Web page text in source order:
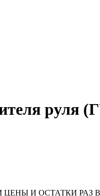
руля
И ОСТАТКИ РАЗ